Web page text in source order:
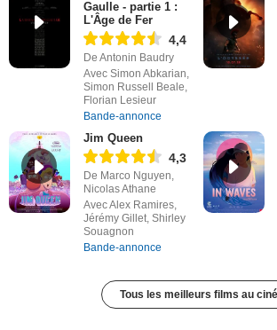
Gaulle - partie 1 :
L'Âge de Fer
4,4
De Antonin Baudry
Avec Simon Abkarian,
Simon Russell Beale,
Florian Lesieur
Bande-annonce
Jim Queen
4,3
De Marco Nguyen,
Nicolas Athane
Avec Alex Ramires,
Jérémy Gillet, Shirley
Souagnon
Bande-annonce
Tous les meilleurs films au ciné